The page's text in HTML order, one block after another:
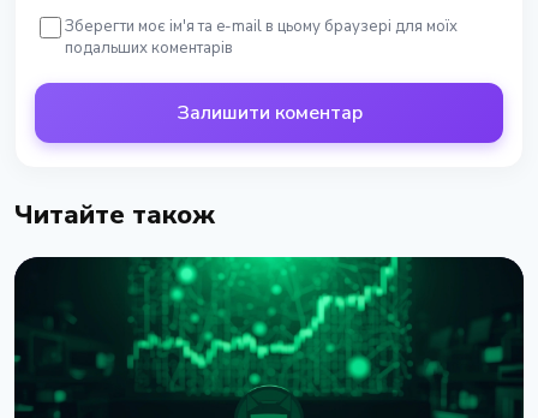
Зберегти моє ім'я та e-mail в цьому браузері для моїх
подальших коментарів
Залишити коментар
Читайте також